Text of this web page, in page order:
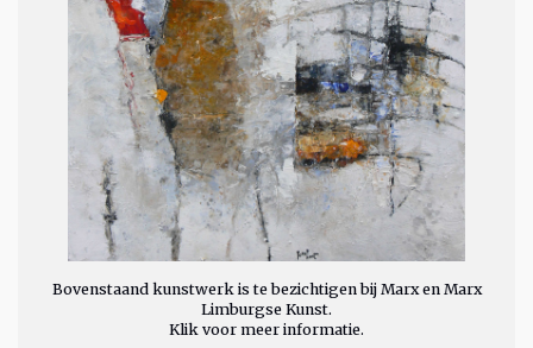
Bovenstaand kunstwerk is te bezichtigen bij Marx en Marx
Limburgse Kunst.
Klik voor meer informatie.